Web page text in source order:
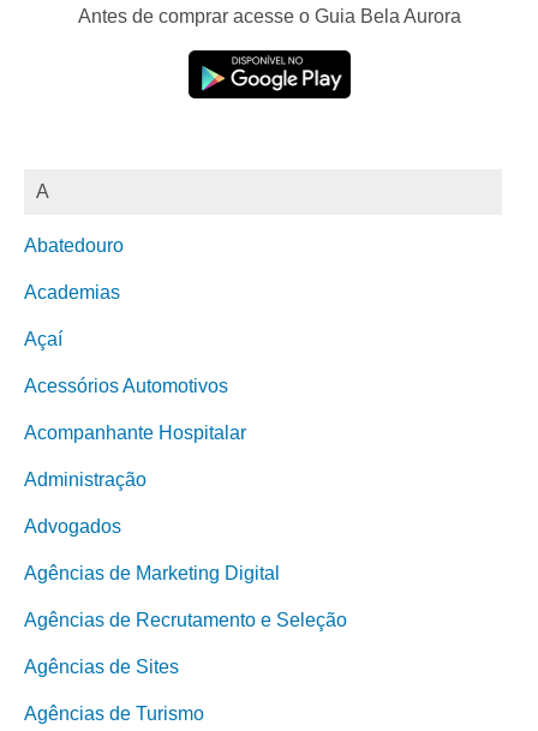
Antes de comprar acesse o Guia Bela Aurora
A
Abatedouro
Academias
Açaí
Acessórios Automotivos
Acompanhante Hospitalar
Administração
Advogados
Agências de Marketing Digital
Agências de Recrutamento e Seleção
Agências de Sites
Agências de Turismo